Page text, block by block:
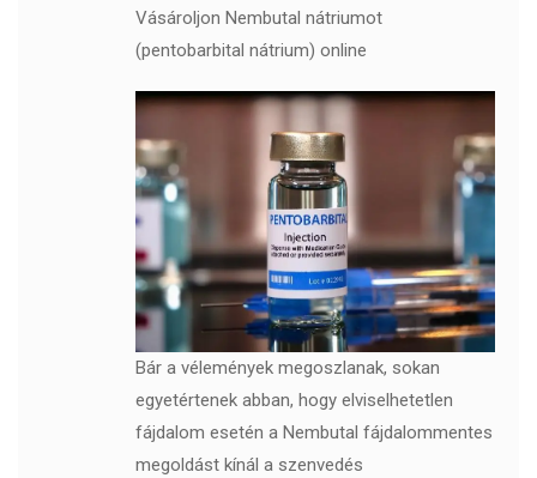
Vásároljon Nembutal nátriumot
(pentobarbital nátrium) online
Bár a vélemények megoszlanak, sokan
egyetértenek abban, hogy elviselhetetlen
fájdalom esetén a Nembutal fájdalommentes
megoldást kínál a szenvedés